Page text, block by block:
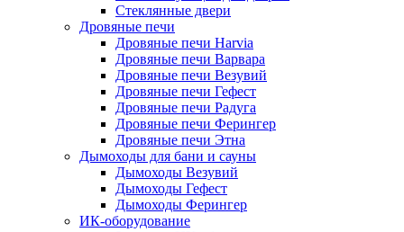
Стеклянные двери
Дровяные печи
Дровяные печи Harvia
Дровяные печи Варвара
Дровяные печи Везувий
Дровяные печи Гефест
Дровяные печи Радуга
Дровяные печи Ферингер
Дровяные печи Этна
Дымоходы для бани и сауны
Дымоходы Везувий
Дымоходы Гефест
Дымоходы Ферингер
ИК-оборудование